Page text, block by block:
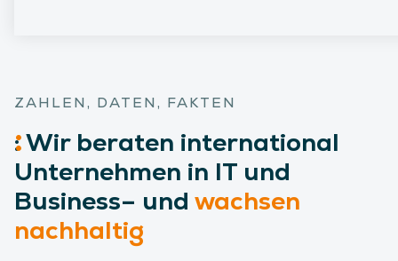
ZAHLEN, DATEN, FAKTEN
:Wirberaten international
Unternehmen in IT und
Business– und wachsen
nachhaltig